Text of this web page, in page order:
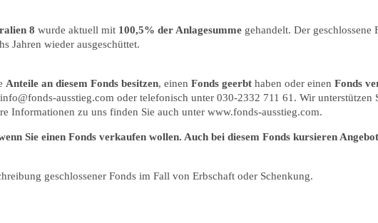
8 wurde aktuell mit 100,5% der Anlagesumme gehandelt. Der geschlossene
Jahren wieder ausgeschüttet.
Anteile an diesem Fonds besitzen, einen Fonds geerbt haben oder einen Fonds
ausstieg.com oder telefonisch unter 030-2332 711 61. Wir
Informationen zu uns finden Sie auch unter www.fonds-ausstieg.com.
Sie einen Fonds verkaufen wollen. Auch bei diesem Fonds kursieren
geschlossener Fonds im Fall von Erbschaft oder Schenkung.